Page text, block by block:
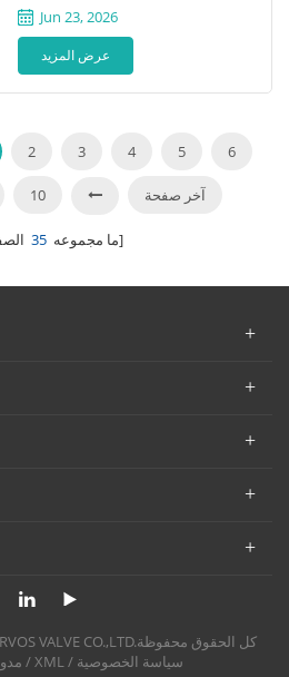
Jun 23, 2026
عرض المزيد
2 3 4 5 6
10 آخر صفحة
[ ما مجموعه35 الصفحات]
حقوق النشر © 2015-2026 DERVOS VALVE CO.,LTD.كل الحقوق محفوظة
/XML / سياسة الخصوصية